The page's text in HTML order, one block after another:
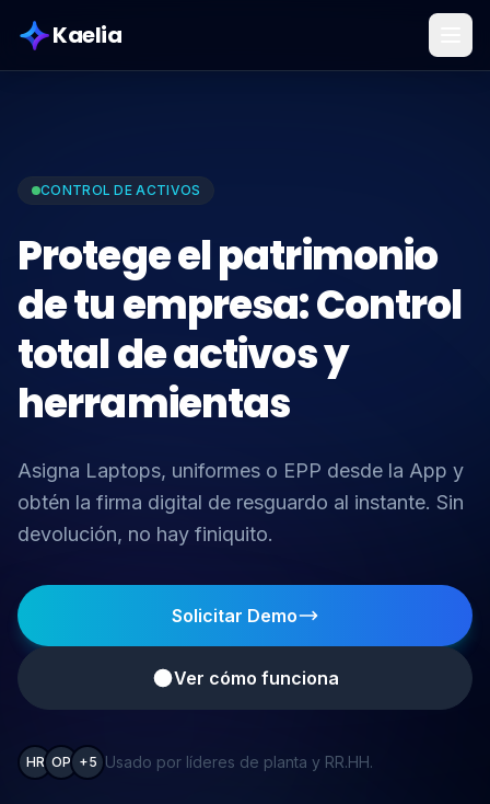
Kaelia
CONTROL DE ACTIVOS
Protege el patrimonio
de tu empresa: Control
total de activos y
herramientas
Asigna Laptops, uniformes o EPP desde la App y
obtén la firma digital de resguardo al instante. Sin
devolución, no hay finiquito.
Solicitar Demo
Ver cómo funciona
HR OP +5 Usado por líderes de planta y RR.HH.